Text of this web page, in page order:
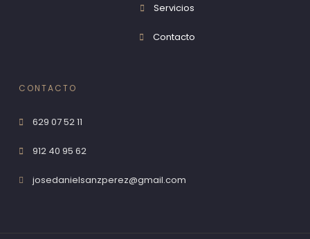
Servicios
Contacto
CONTACTO
629 07 52 11
912 40 95 62
josedanielsanzperez@gmail.com